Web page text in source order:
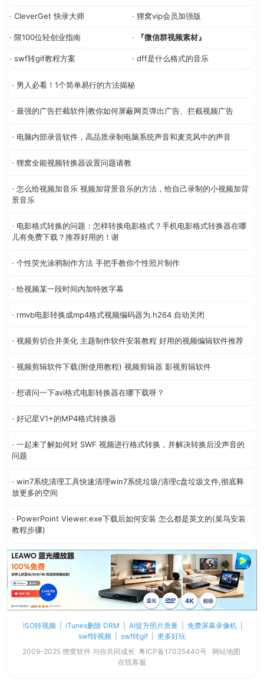
· CleverGet 快录大师 · 狸窝vip会员加强版
· 限100位轻创业指南 · 『微信群视频素材』
· swf转gif教程方案 · dff是什么格式的音乐
· 男人必看！1个简单易行的方法揭秘
· 最强的广告拦截软件|教你如何屏蔽网页弹出广告、拦截视频广告
· 电脑内部录音软件，高品质录制电脑系统声音和麦克风中的声音
· 狸窝全能视频转换器设置问题请教
· 怎么给视频加音乐 视频加背景音乐的方法，给自己录制的小视频加背
景音乐
· 电影格式转换的问题：怎样转换电影格式？手机电影格式转换器在哪
儿有免费下载？推荐好用的！谢
· 个性荧光涂鸦制作方法 手把手教你个性照片制作
· 给视频某一段时间内加特效字幕
· rmvb电影转换成mp4格式视频编码器为.h264 自动关闭
· 视频剪切合并美化 主题制作软件安装教程 好用的视频编辑软件推荐
· 视频剪辑软件下载(附使用教程) 视频剪辑器 影视剪辑软件
· 想请问一下avi格式电影转换器在哪下载呀？
· 好记星V1+的MP4格式转换器
· 一起来了解如何对 SWF 视频进行格式转换，并解决转换后没声音的
问题
· win7系统清理工具快速清理win7系统垃圾/清理c盘垃圾文件,彻底释
放更多的空间
· PowerPoint Viewer.exe下载后如何安装 怎么都是英文的(菜鸟安装
教程步骤)
ISO转视频 iTunes删除 DRM AI提升照片质量 免费屏幕录像机
swf转视频
swf转gif
更多好玩
2009-2025 狸窝软件 与你共同成长 粤ICP备17035440号
网站地图
在线客服